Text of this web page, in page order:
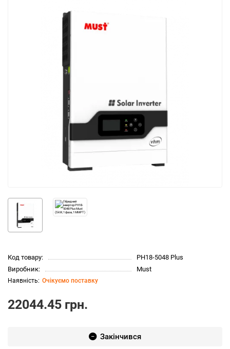
Код товару:
PH18-5048 Plus
Виробник:
Must
Очікуємо поставку
22044.45 грн.
Закінчився